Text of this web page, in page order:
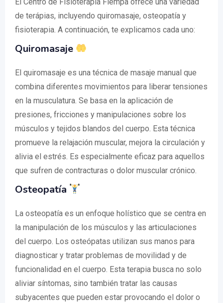
de terápias, incluyendo quiromasaje, osteopatía y
fisioterapia. A continuación, te explicamos cada uno:
Quiromasaje
El quiromasaje es una técnica de masaje manual que
combina diferentes movimientos para liberar tensiones
en la musculatura. Se basa en la aplicación de
presiones, fricciones y manipulaciones sobre los
músculos y tejidos blandos del cuerpo. Esta técnica
promueve la relajación muscular, mejora la circulación y
alivia el estrés. Es especialmente eficaz para aquellos
que sufren de contracturas o dolor muscular crónico.
Osteopatía
La osteopatía es un enfoque holístico que se centra en
la manipulación de los músculos y las articulaciones
del cuerpo. Los osteópatas utilizan sus manos para
diagnosticar y tratar problemas de movilidad y de
funcionalidad en el cuerpo. Esta terapia busca no solo
aliviar síntomas, sino también tratar las causas
subyacentes que pueden estar provocando el dolor o